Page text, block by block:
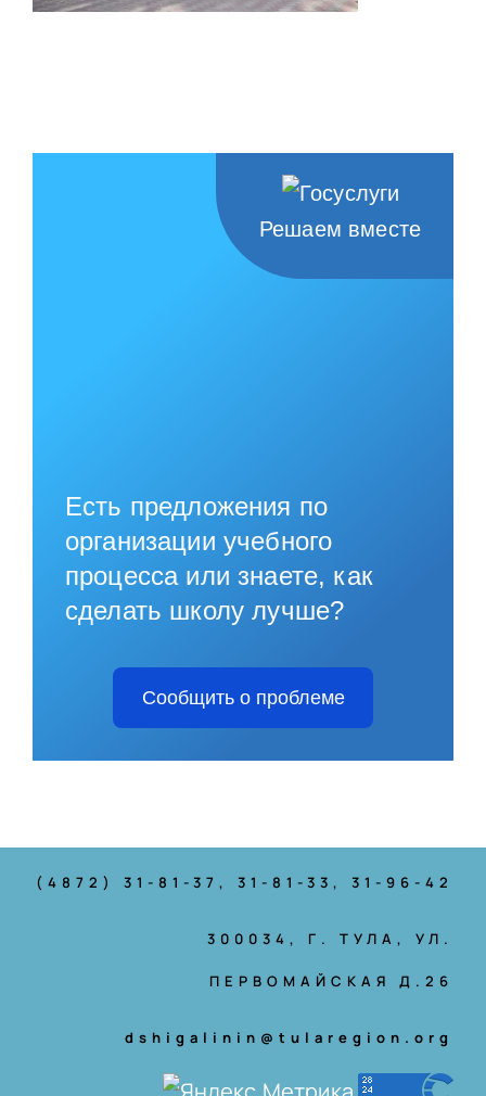
Решаем вместе
Есть предложения по
организации учебного
процесса или знаете, как
сделать школу лучше?
Сообщить о проблеме
(4872) 31-81-37, 31-81-33, 31-96-42
300034, Г. ТУЛА, УЛ.
ПЕРВОМАЙСКАЯ Д.26
dshigalinin@tularegion.org